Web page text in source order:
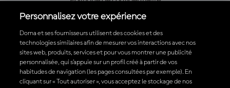
Politique d’achat
Télécharger l'appli officielle du MotoGP™
Personnalisez votre expérience
Dorna et ses fournisseurs utilisent des cookies et des
technologies similaires afin de mesurer vos interactions avec nos
sites web, produits, services et pour vous montrer une publicité
personnalisée, qui s’appuie sur un profil créé à partir de vos
habitudes de navigation (les pages consultées par exemple). En
cliquant sur « Tout autoriser », vous acceptez le stockage de nos